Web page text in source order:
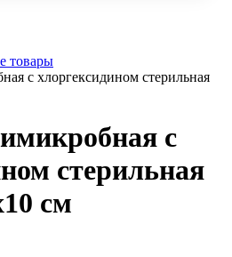
товары
с хлоргексидином стерильная
с
стерильная
см